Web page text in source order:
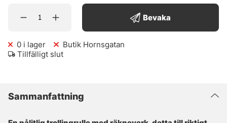
Bevaka
0 i lager
Butik Hornsgatan
Tillfälligt slut
Sammanfattning